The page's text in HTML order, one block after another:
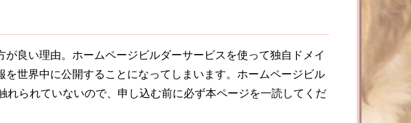
良い理由。ホームページビルダーサービスを使って独自ドメイ
世界中に公開することになってしまいます。ホームページビル
れられていないので、申し込む前に必ず本ページを一読してくだ